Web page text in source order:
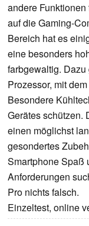
andere
auf die Gaming-
Bereich hat es
eine besonders
farbgewaltig.
Prozessor, mit
Besondere
Gerätes schützen.
einen möglichst
gesondertes
Smartphone Spaß
Anforderungen
Pro nichts falsch.
Einzeltest, online